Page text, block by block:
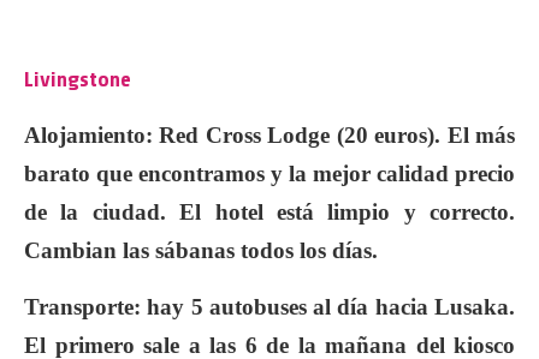
Livingstone
Alojamiento: Red Cross Lodge (20 euros). El más
barato que encontramos y la mejor calidad precio
de la ciudad. El hotel está limpio y correcto.
Cambian las sábanas todos los días.
Transporte: hay 5 autobuses al día hacia Lusaka.
El primero sale a las 6 de la mañana del kiosco